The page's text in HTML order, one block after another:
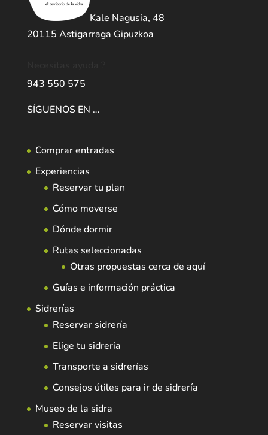
Kale Nagusia, 48
20115 Astigarraga Gipuzkoa
943 550 575
SÍGUENOS EN …
Comprar entradas
Experiencias
Reservar tu plan
Cómo moverse
Dónde dormir
Rutas seleccionadas
Otras propuestas cerca de aquí
Guías e información práctica
Sidrerías
Reservar sidrería
Elige tu sidrería
Transporte a sidrerías
Consejos útiles para ir de sidrería
Museo de la sidra
Reservar visitas